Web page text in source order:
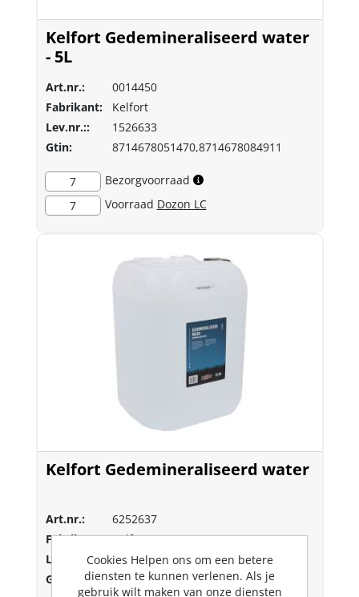
Kelfort Gedemineraliseerd water
- 5L
Art.nr.:
0014450
Fabrikant:
Kelfort
Lev.nr.::
1526633
Gtin:
8714678051470,8714678084911
7
Bezorgvoorraad
7
Voorraad Dozon LC
Kelfort Gedemineraliseerd water
Art.nr.:
6252637
Fabrikant:
Kelfort
Lev.nr.::
1526634
Gtin:
8714678207273
Cookies Helpen ons om een betere
diensten te kunnen verlenen. Als je
gebruik wilt maken van onze diensten